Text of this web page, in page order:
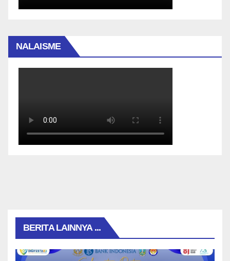
NALAISME
BERITA LAINNYA ...